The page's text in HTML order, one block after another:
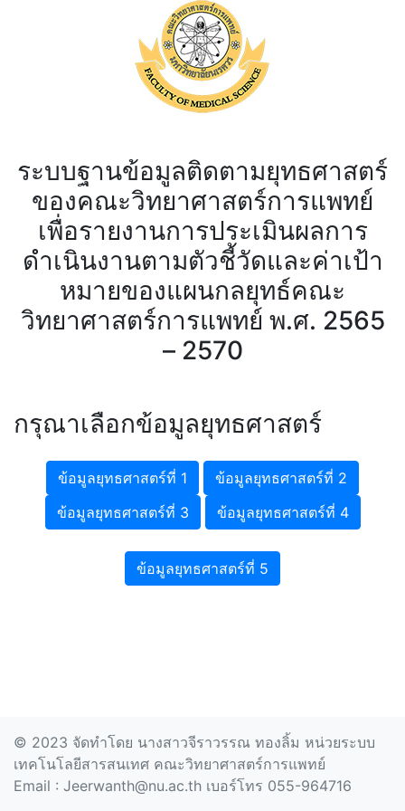
ระบบฐานข้อมูลติดตามยุทธศาสตร์
ของคณะวิทยาศาสตร์การแพทย์
เพื่อรายงานการประเมินผลการ
ดำเนินงานตามตัวชี้วัดและค่าเป้า
หมายของแผนกลยุทธ์คณะ
วิทยาศาสตร์การแพทย์ พ.ศ. 2565
– 2570
กรุณาเลือกข้อมูลยุทธศาสตร์
ข้อมูลยุทธศาสตร์ที่ 1
ข้อมูลยุทธศาสตร์ที่ 2
ข้อมูลยุทธศาสตร์ที่ 3
ข้อมูลยุทธศาสตร์ที่ 4
ข้อมูลยุทธศาสตร์ที่ 5
© 2023 จัดทำโดย นางสาวจีราวรรณ ทองลิ้ม หน่วยระบบ
เทคโนโลยีสารสนเทศ คณะวิทยาศาสตร์การแพทย์
Email : Jeerwanth@nu.ac.th เบอร์โทร 055-964716